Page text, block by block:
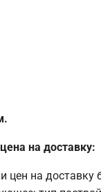
на доставку:
цен на доставку